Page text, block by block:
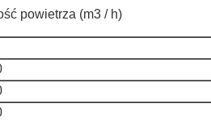
powietrza (m3 / h)